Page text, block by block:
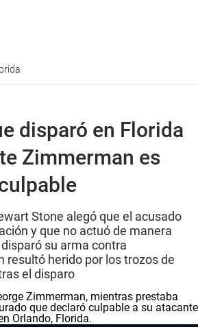
disparó en Florida
Zimmerman es
Stone alegó que el acusado
y que no actuó de manera
su arma contra
resultó herido por los trozos de
el disparo